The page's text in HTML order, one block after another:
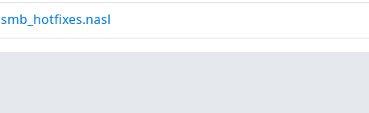
smb_hotfixes.nasl